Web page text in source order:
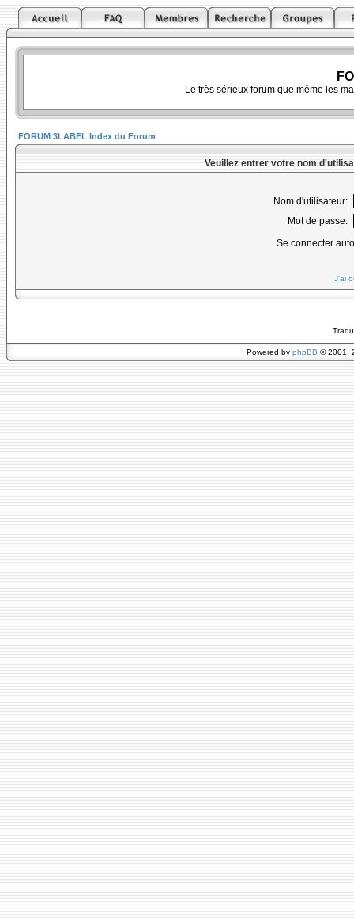
Le très sérieux forum que même les
FORUM 3LABEL Index du Forum
Veuillez entrer votre nom
Nom d'utilisateur:
Mot de passe:
Se connecter
J'ai
Powered by phpBB © 2001,